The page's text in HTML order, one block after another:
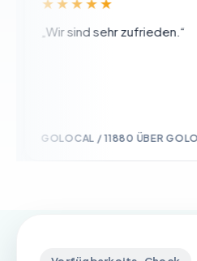
★★★★★
„Wir sind sehr zufrieden.“
GOLOCAL / 11880 ÜBER GOLOCAL